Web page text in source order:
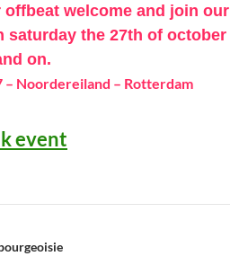
offbeat welcome and join our
saturday the 27th of october
on.
– Noordereiland – Rotterdam
event